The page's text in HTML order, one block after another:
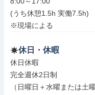
(うち休憩1.5h 実働7.5h)
※現場による
休日・休暇
休日休暇
完全週休2日制
（日曜日＋水曜または土